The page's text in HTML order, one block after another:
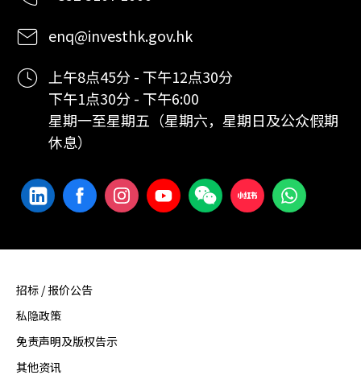
enq@investhk.gov.hk
上午8点45分 - 下午12点30分
下午1点30分 - 下午6:00
星期一至星期五（星期六，星期日及公众假期
休息）
招标 / 报价公告
私隐政策
免责声明及版权告示
其他资讯